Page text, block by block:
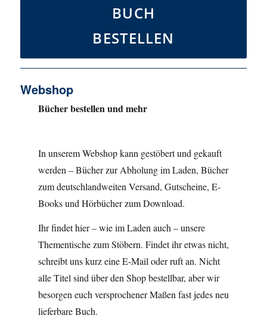
BUCH
BESTELLEN
Webshop
Bücher bestellen und mehr
In unserem Webshop kann gestöbert und gekauft
werden – Bücher zur Abholung im Laden, Bücher
zum deutschlandweiten Versand, Gutscheine, E-
Books und Hörbücher zum Download.
Ihr findet hier – wie im Laden auch – unsere
Thementische zum Stöbern. Findet ihr etwas nicht,
schreibt uns kurz eine E-Mail oder ruft an. Nicht
alle Titel sind über den Shop bestellbar, aber wir
besorgen euch versprochener Maßen fast jedes neu
lieferbare Buch.